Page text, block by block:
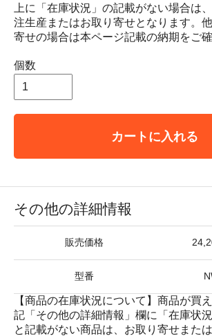
上に「在庫状況」の記載がない場合は
注生産またはお取り寄せとなります。
寄せの場合は本ページ記載の納期をご確
個数
カートに入れる
その他の詳細情報
販売価格
型番
【商品の在庫状況について】商品が買
記「その他の詳細情報」欄に「在庫状
と記載がない商品は、お取り寄せまた